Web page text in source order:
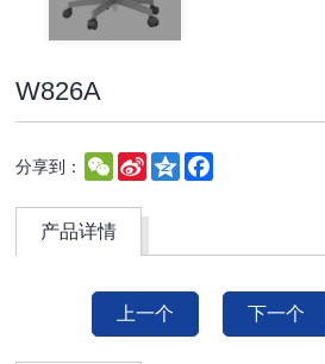
W826A
分享到： WeChat
Sina
Weibo
Qzone
产品详情
上一个 下一个